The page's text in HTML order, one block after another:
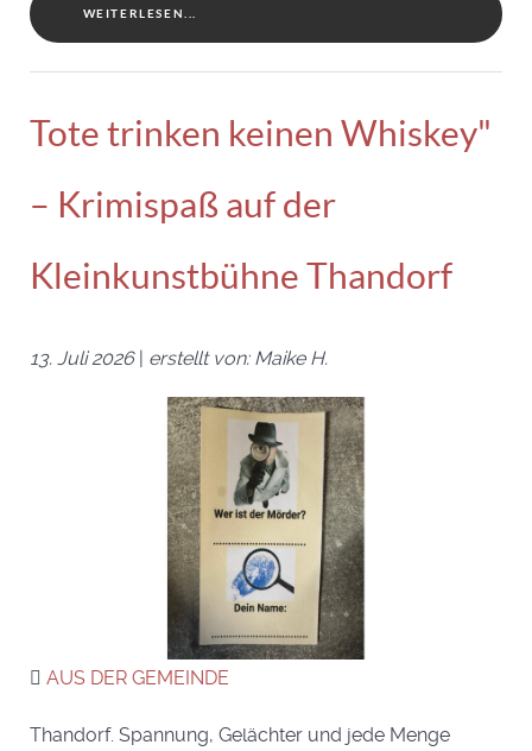
WEITERLESEN...
Tote trinken keinen Whiskey"
– Krimispaß auf der
Kleinkunstbühne Thandorf
13. Juli 2026 | erstellt von: Maike H.
AUS DER GEMEINDE
Thandorf. Spannung, Gelächter und jede Menge